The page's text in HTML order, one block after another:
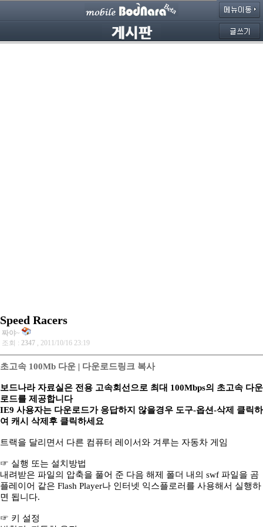
Speed Racers
짜야~
조회 : 2347 , 2011/10/16 23:19
초고속 100Mb 다운 | 다운로드링크 복사
보드나라 자료실은 전용 고속회선으로 최대 100Mbps의 초고속 다운
로드를 제공합니다
IE9 사용자는 다운로드가 응답하지 않을경우 도구-옵션-삭제 클릭하
여 캐시 삭제후 클릭하세요
트랙을 달리면서 다른 컴퓨터 레이서와 겨루는 자동차 게임
☞ 실행 또는 설치방법
내려받은 파일의 압축을 풀어 준 다음 해제 폴더 내의 swf 파일을 곰
플레이어 같은 Flash Player나 인터넷 익스플로러를 사용해서 실행하
면 됩니다.
☞ 키 설정